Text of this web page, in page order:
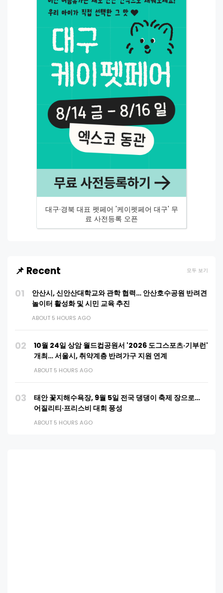
대구·경북 대표 펫페어 '케이펫페어 대구' 무
료 사전등록 오픈
📌 Recent 모두 보기
01
안산시, 신안산대학교와 관학 협력… 안산호수공원 반려견
놀이터 활성화 및 시민 교육 추진
ABOUT 5 HOURS AGO
02
10월 24일 상암 월드컵공원서 '2026 도그스포츠·기부런'
개최… 서울시, 취약계층 반려가구 지원 연계
ABOUT 5 HOURS AGO
03
태안 꽃지해수욕장, 9월 5일 전국 댕댕이 축제 장으로…
어질리티·프리스비 대회 풍성
ABOUT 5 HOURS AGO